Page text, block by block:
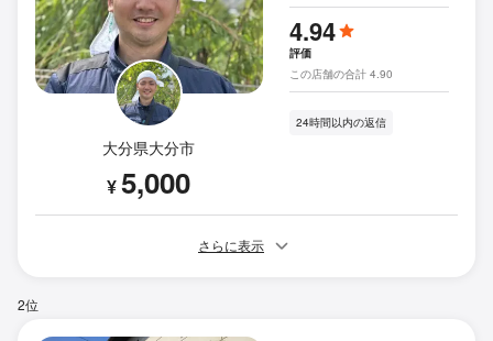
大分県大分市
¥5,000
4.94
評価
この店舗の合計 4.90
24時間以内の返信
さらに表示
2位